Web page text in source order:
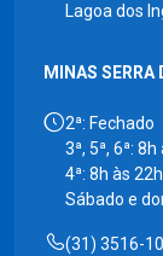
Lagoa dos
MINAS SERRA
2ª: Fechado
3ª, 5ª, 6ª:
4ª: 8h às 22h
Sábado e
(31) 3516-